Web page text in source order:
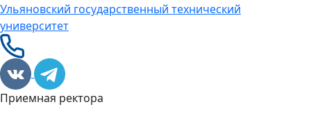
Ульяновский государственный технический
университет
Приемная ректора